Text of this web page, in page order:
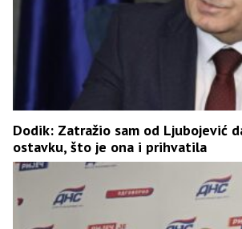
Dodik: Zatražio sam od Ljubojević
ostavku, što je ona i prihvatila